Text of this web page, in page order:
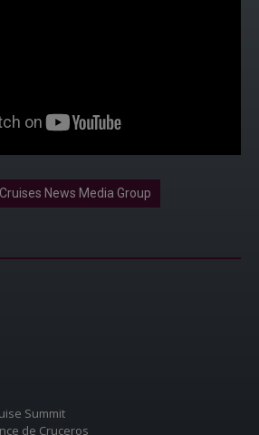
News Media Group
Summit
de Cruceros